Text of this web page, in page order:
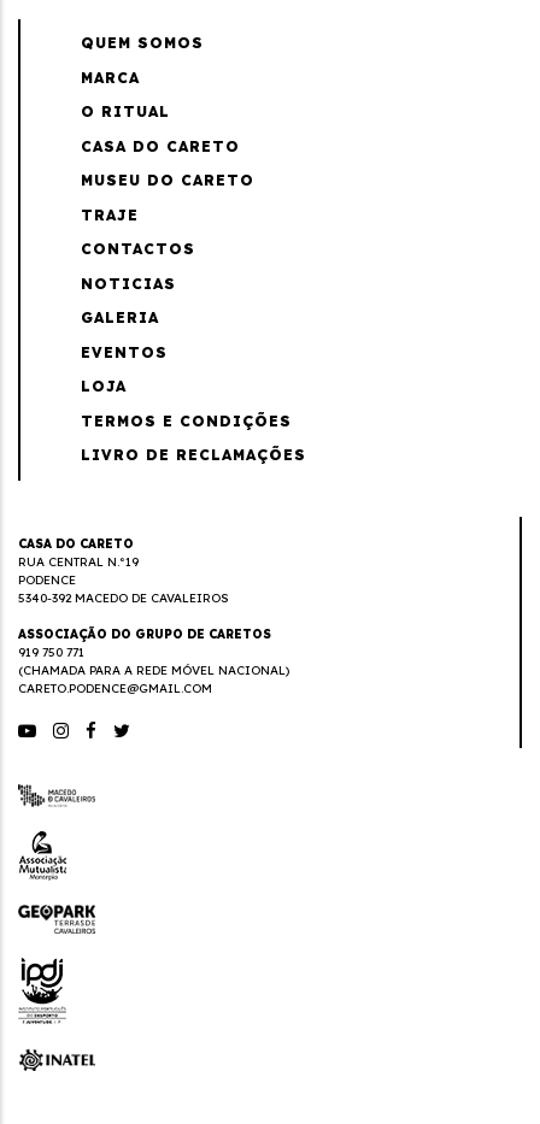
QUEM SOMOS
MARCA
O RITUAL
CASA DO CARETO
MUSEU DO CARETO
TRAJE
CONTACTOS
NOTICIAS
GALERIA
EVENTOS
LOJA
TERMOS E CONDIÇÕES
LIVRO DE RECLAMAÇÕES
CASA DO CARETO
RUA CENTRAL N.º19
PODENCE
5340-392 MACEDO DE CAVALEIROS
ASSOCIAÇÃO DO GRUPO DE CARETOS
919 750 771
(CHAMADA PARA A REDE MÓVEL NACIONAL)
CARETO.PODENCE@GMAIL.COM